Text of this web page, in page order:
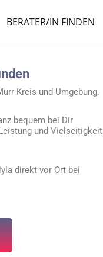
BERATER/IN FINDEN
Kreis und Umgebung.
bequem bei Dir
und Vielseitigkeit
direkt vor Ort bei